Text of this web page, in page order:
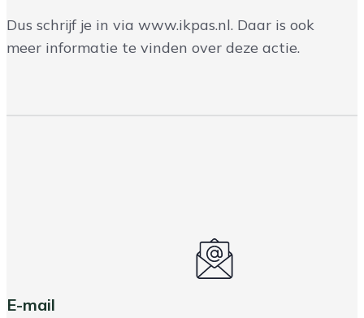
Dus schrijf je in via www.ikpas.nl. Daar is ook
meer informatie te vinden over deze actie.
E-mail